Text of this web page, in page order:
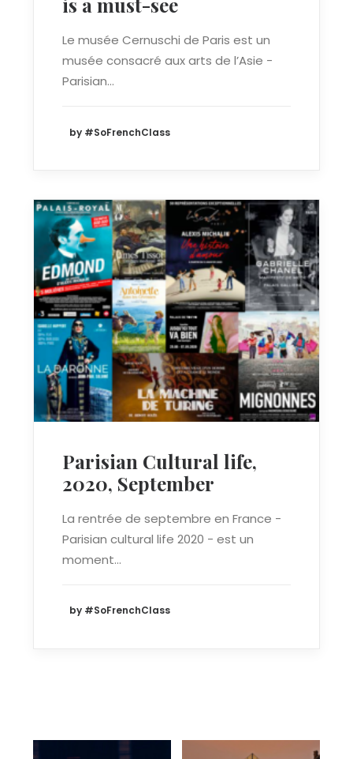
is a must-see
Le musée Cernuschi de Paris est un
musée consacré aux arts de l’Asie -
Parisian…
by #SoFrenchClass
Parisian Cultural life,
2020, September
La rentrée de septembre en France -
Parisian cultural life 2020 - est un
moment…
by #SoFrenchClass